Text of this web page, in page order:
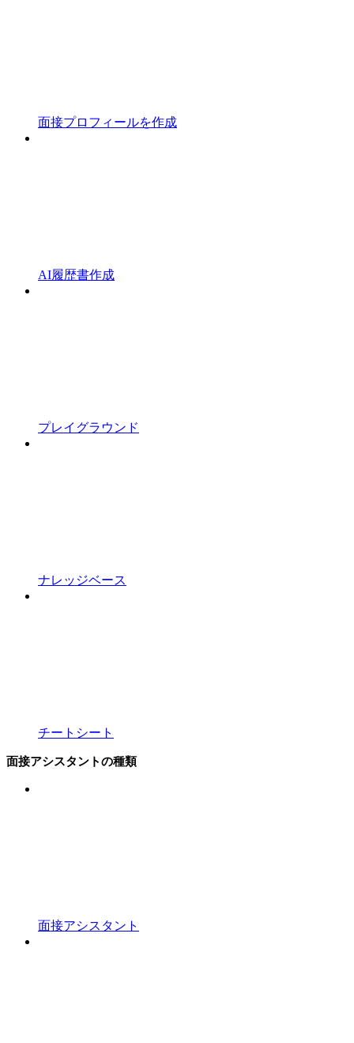
面接プロフィールを作成
AI履歴書作成
プレイグラウンド
ナレッジベース
チートシート
面接アシスタントの種類
面接アシスタント